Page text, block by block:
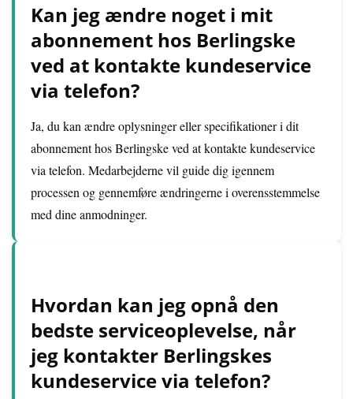
Kan jeg ændre noget i mit
abonnement hos Berlingske
ved at kontakte kundeservice
via telefon?
Ja, du kan ændre oplysninger eller specifikationer i dit
abonnement hos Berlingske ved at kontakte kundeservice
via telefon. Medarbejderne vil guide dig igennem
processen og gennemføre ændringerne i overensstemmelse
med dine anmodninger.
Hvordan kan jeg opnå den
bedste serviceoplevelse, når
jeg kontakter Berlingskes
kundeservice via telefon?